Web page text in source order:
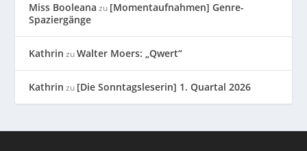
Miss Booleana zu [Momentaufnahmen] Genre-
Spaziergänge
Kathrin zuWalter Moers: „Qwert“
Kathrin zu [Die Sonntagsleserin] 1. Quartal 2026